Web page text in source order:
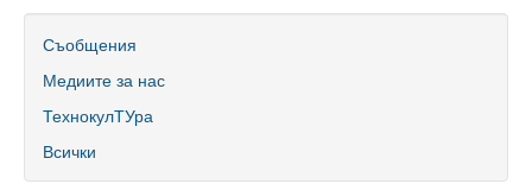
Поздравителни адреси
Отчетни доклади за дейността на ТУ – Варна
60 години ТУ - Варна
Програма 60 г.
Съобщения
Медиите за нас
ТехнокулТУра
Всички